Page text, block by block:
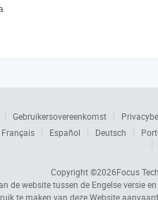
Gebruikersovereenkomst
Français Español Deutsch
Copyright ©2026Focus
website tussen de Engelse versie
te maken van deze Website